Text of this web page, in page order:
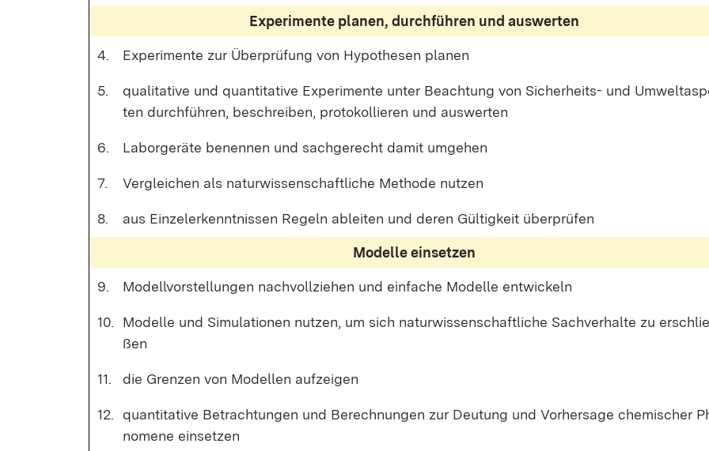
Ex­pe­ri­men­te pla­nen, durch­füh­ren und aus­wer­ten
4. Ex­pe­ri­men­te zur Über­prü­fung von Hy­po­the­sen pla­nen
5.
qua­li­ta­ti­ve und quan­ti­ta­ti­ve Ex­pe­ri­men­te un­ter Be­ach­tung von Si­cher­heits- und
ten durch­füh­ren, be­schrei­ben, pro­to­kol­lie­ren und aus­wer­ten
6. La­bor­ge­rä­te be­nen­nen und sach­ge­recht da­mit um­ge­hen
7. Ver­glei­chen als na­tur­wis­sen­schaft­li­che Me­tho­de nut­zen
8. aus Ein­zel­er­kennt­nis­sen Re­geln ab­lei­ten und de­ren Gül­tig­keit über­prü­fen
Mo­del­le ein­set­zen
9. Mo­dell­vor­stel­lun­gen nach­voll­zie­hen und ein­fa­che Mo­del­le ent­wi­ckeln
10.
Mo­del­le und Si­mu­la­tio­nen nut­zen, um sich na­tur­wis­sen­schaft­li­che Sach­ver­hal­te zu
ßen
11. die Gren­zen von Mo­del­len auf­zei­gen
12.
quan­ti­ta­ti­ve Be­trach­tun­gen und Be­rech­nun­gen zur Deu­tung und Vor­her­sa­ge che­mi­scher
no­me­ne ein­set­zen